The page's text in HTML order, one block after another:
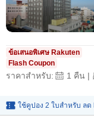
ข้อเสนอพิเศษ Rakuten
Flash Coupon
ราคาสำหรับ: 1 คืน |
ใช้คูปอง 2 ใบสำหรับ ลด